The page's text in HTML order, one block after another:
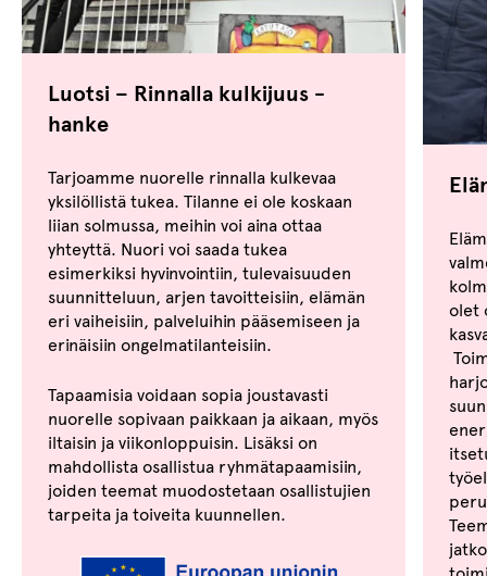
Luotsi – Rinnalla kulkijuus -
hanke
Tarjoamme nuorelle rinnalla kulkevaa
yksilöllistä tukea. Tilanne ei ole koskaan
liian solmussa, meihin voi aina ottaa
yhteyttä. Nuori voi saada tukea
esimerkiksi hyvinvointiin, tulevaisuuden
suunnitteluun, arjen tavoitteisiin, elämän
eri vaiheisiin, palveluihin pääsemiseen ja
erinäisiin ongelmatilanteisiin.
Tapaamisia voidaan sopia joustavasti
nuorelle sopivaan paikkaan ja aikaan, myös
iltaisin ja viikonloppuisin. Lisäksi on
mahdollista osallistua ryhmätapaamisiin,
joiden teemat muodostetaan osallistujien
tarpeita ja toiveita kuunnellen.
olet